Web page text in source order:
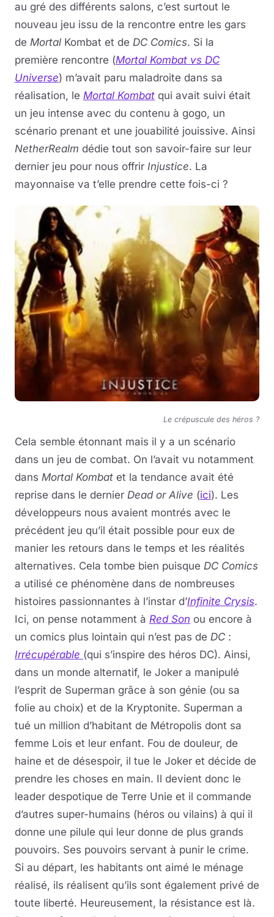
au gré des différents salons, c’est surtout le
nouveau jeu issu de la rencontre entre les gars
de Mortal Kombat et de DC Comics. Si la
première rencontre (Mortal Kombat vs DC
Universe) m’avait paru maladroite dans sa
réalisation, le Mortal Kombat qui avait suivi était
un jeu intense avec du contenu à gogo, un
scénario prenant et une jouabilité jouissive. Ainsi
NetherRealm dédie tout son savoir-faire sur leur
dernier jeu pour nous offrir Injustice. La
mayonnaise va t’elle prendre cette fois-ci ?
Le crépuscule des héros ?
Cela semble étonnant mais il y a un scénario
dans un jeu de combat. On l’avait vu notamment
dans Mortal Kombat et la tendance avait été
reprise dans le dernier Dead or Alive (ici). Les
développeurs nous avaient montrés avec le
précédent jeu qu’il était possible pour eux de
manier les retours dans le temps et les réalités
alternatives. Cela tombe bien puisque DC Comics
a utilisé ce phénomène dans de nombreuses
histoires passionnantes à l’instar d’Infinite Crysis.
Ici, on pense notamment à Red Son ou encore à
un comics plus lointain qui n’est pas de DC :
Irrécupérable (qui s’inspire des héros DC). Ainsi,
dans un monde alternatif, le Joker a manipulé
l’esprit de Superman grâce à son génie (ou sa
folie au choix) et de la Kryptonite. Superman a
tué un million d’habitant de Métropolis dont sa
femme Lois et leur enfant. Fou de douleur, de
haine et de désespoir, il tue le Joker et décide de
prendre les choses en main. Il devient donc le
leader despotique de Terre Unie et il commande
d’autres super-humains (héros ou vilains) à qui il
donne une pilule qui leur donne de plus grands
pouvoirs. Ses pouvoirs servant à punir le crime.
Si au départ, les habitants ont aimé le ménage
réalisé, ils réalisent qu’ils sont également privé de
toute liberté. Heureusement, la résistance est là.